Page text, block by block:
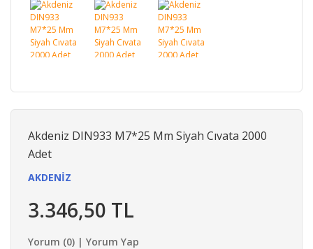
Akdeniz DIN933 M7*25 Mm Siyah Cıvata 2000
Adet
AKDENİZ
3.346,50 TL
Yorum (0) | Yorum Yap